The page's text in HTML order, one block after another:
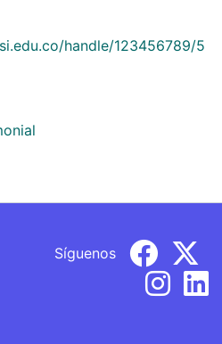
handle/123456789/5
Síguenos